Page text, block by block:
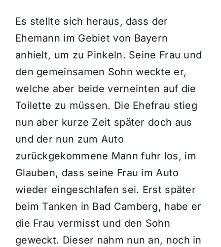
Es stellte sich heraus, dass der
Ehemann im Gebiet von Bayern
anhielt, um zu Pinkeln. Seine Frau und
den gemeinsamen Sohn weckte er,
welche aber beide verneinten auf die
Toilette zu müssen. Die Ehefrau stieg
nun aber kurze Zeit später doch aus
und der nun zum Auto
zurückgekommene Mann fuhr los, im
Glauben, dass seine Frau im Auto
wieder eingeschlafen sei. Erst später
beim Tanken in Bad Camberg, habe er
die Frau vermisst und den Sohn
geweckt. Dieser nahm nun an, noch in